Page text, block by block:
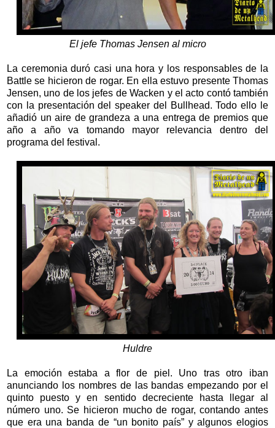
El jefe Thomas Jensen al micro
La ceremonia duró casi una hora y los responsables de la
Battle se hicieron de rogar. En ella estuvo presente Thomas
Jensen, uno de los jefes de Wacken y el acto contó también
con la presentación del speaker del Bullhead. Todo ello le
añadió un aire de grandeza a una entrega de premios que
año a año va tomando mayor relevancia dentro del
programa del festival.
Huldre
La emoción estaba a flor de piel. Uno tras otro iban
anunciando los nombres de las bandas empezando por el
quinto puesto y en sentido decreciente hasta llegar al
número uno. Se hicieron mucho de rogar, contando antes
que era una banda de “un bonito país” y algunos elogios